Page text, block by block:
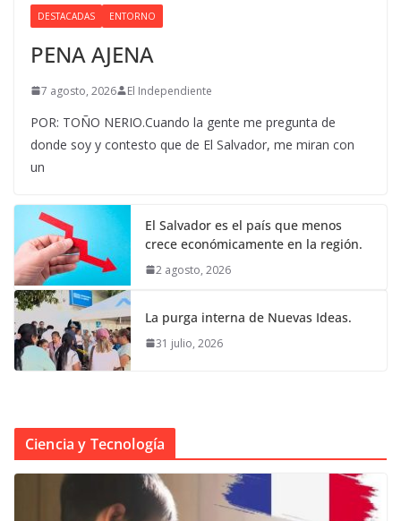
DESTACADAS ENTORNO
PENA AJENA
7 agosto, 2026 El Independiente
POR: TOÑO NERIO.Cuando la gente me pregunta de
donde soy y contesto que de El Salvador, me miran con
un
El Salvador es el país que menos
crece económicamente en la región.
2 agosto, 2026
La purga interna de Nuevas Ideas.
31 julio, 2026
Ciencia y Tecnología